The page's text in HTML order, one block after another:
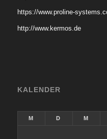
https://www.proline-
http://www.kermos.de
KALENDER
M D M